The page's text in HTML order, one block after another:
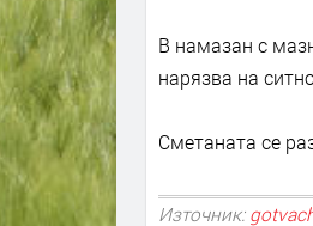
В намазан с
нарязва на
Сметаната се
Източник: